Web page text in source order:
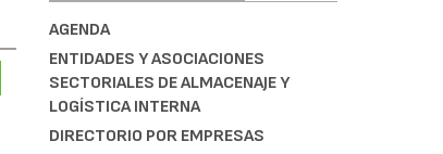
AGENDA
ENTIDADES Y ASOCIACIONES
SECTORIALES DE ALMACENAJE Y
LOGÍSTICA INTERNA
DIRECTORIO POR EMPRESAS